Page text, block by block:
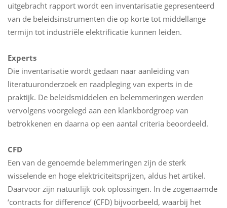
uitgebracht rapport wordt een inventarisatie gepresenteerd
van de beleidsinstrumenten die op korte tot middellange
termijn tot industriële elektrificatie kunnen leiden.
Experts
Die inventarisatie wordt gedaan naar aanleiding van
literatuuronderzoek en raadpleging van experts in de
praktijk. De beleidsmiddelen en belemmeringen werden
vervolgens voorgelegd aan een klankbordgroep van
betrokkenen en daarna op een aantal criteria beoordeeld.
CFD
Een van de genoemde belemmeringen zijn de sterk
wisselende en hoge elektriciteitsprijzen, aldus het artikel.
Daarvoor zijn natuurlijk ook oplossingen. In de zogenaamde
‘contracts for difference’ (CFD) bijvoorbeeld, waarbij het